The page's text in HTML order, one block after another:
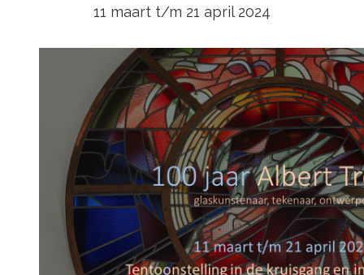
11 maart t/m 21 april 2024